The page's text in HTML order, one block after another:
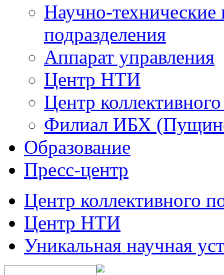
Научно-технические
подразделения
Аппарат управления
Центр НТИ
Центр
Филиал ИБХ
Образование
Пресс-центр
Центр коллективного
Центр НТИ
Уникальная научная